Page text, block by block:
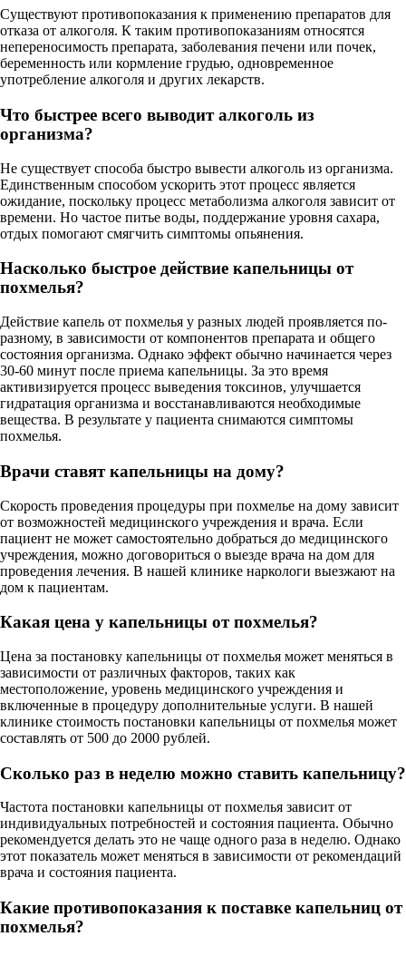
Существуют противопоказания к применению препаратов для
отказа от алкоголя. К таким противопоказаниям относятся
непереносимость препарата, заболевания печени или почек,
беременность или кормление грудью, одновременное
употребление алкоголя и других лекарств.
Что быстрее всего выводит алкоголь из
организма?
Не существует способа быстро вывести алкоголь из организма.
Единственным способом ускорить этот процесс является
ожидание, поскольку процесс метаболизма алкоголя зависит от
времени. Но частое питье воды, поддержание уровня сахара,
отдых помогают смягчить симптомы опьянения.
Насколько быстрое действие капельницы от
похмелья?
Действие капель от похмелья у разных людей проявляется по-
разному, в зависимости от компонентов препарата и общего
состояния организма. Однако эффект обычно начинается через
30-60 минут после приема капельницы. За это время
активизируется процесс выведения токсинов, улучшается
гидратация организма и восстанавливаются необходимые
вещества. В результате у пациента снимаются симптомы
похмелья.
Врачи ставят капельницы на дому?
Скорость проведения процедуры при похмелье на дому зависит
от возможностей медицинского учреждения и врача. Если
пациент не может самостоятельно добраться до медицинского
учреждения, можно договориться о выезде врача на дом для
проведения лечения. В нашей клинике наркологи выезжают на
дом к пациентам.
Какая цена у капельницы от похмелья?
Цена за постановку капельницы от похмелья может меняться в
зависимости от различных факторов, таких как
местоположение, уровень медицинского учреждения и
включенные в процедуру дополнительные услуги. В нашей
клинике стоимость постановки капельницы от похмелья может
составлять от 500 до 2000 рублей.
Сколько раз в неделю можно ставить капельницу?
Частота постановки капельницы от похмелья зависит от
индивидуальных потребностей и состояния пациента. Обычно
рекомендуется делать это не чаще одного раза в неделю. Однако
этот показатель может меняться в зависимости от рекомендаций
врача и состояния пациента.
Какие противопоказания к поставке капельниц от
похмелья?